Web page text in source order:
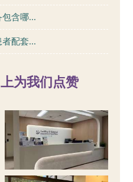
含哪...
配套...
为我们点赞